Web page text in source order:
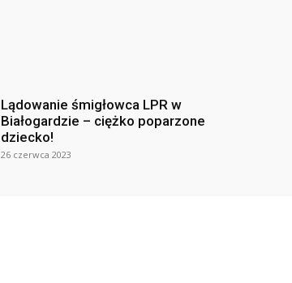
Lądowanie śmigłowca LPR w
Białogardzie – ciężko poparzone
dziecko!
26 czerwca 2023